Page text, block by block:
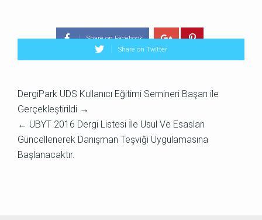
Share on Facebook
Share on Twitter
DergiPark UDS Kullanıcı Eğitimi Semineri Başarı ile
Gerçekleştirildi →
← UBYT 2016 Dergi Listesi İle Usul Ve Esasları
Güncellenerek Danışman Teşviği Uygulamasına
Başlanacaktır.